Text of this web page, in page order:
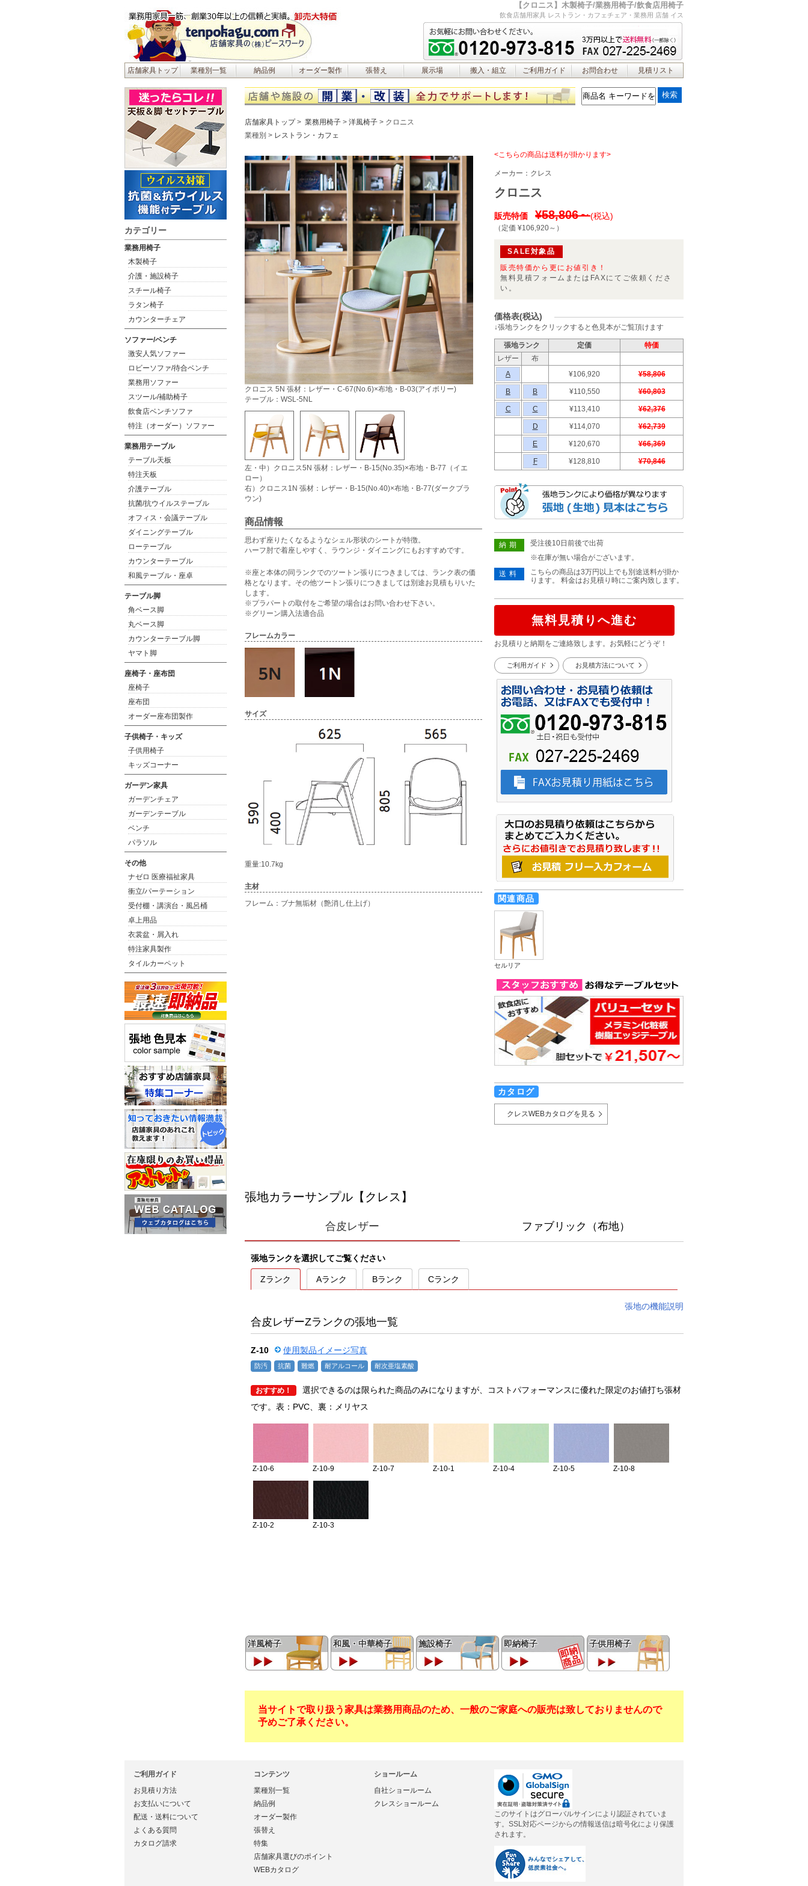
【クロニス】木製椅子/業務用椅子/飲食店用椅子
飲食店舗用家具 レストラン・カフェチェア・業務用 店舗 イス
店舗家具トップ 業種別一覧 納品例 オーダー製作 張替え 展示場 搬入・組立 ご利用ガイド お問合わせ 見積リスト
店舗家具トップ 業務用椅子 洋風椅子
クロニス
業種別
レストラン・カフェ
クロニス 5N 張材：レザー・C-67(No.6)×布地・B-03(アイボリー)
テーブル：WSL-5NL
左・中）クロニス5N 張材：レザー・B-15(No.35)×布地・B-77（イエ
ロー）
右）クロニス1N 張材：レザー・B-15(No.40)×布地・B-77(ダークブラ
ウン)
商品情報
思わず座りたくなるようなシェル形状のシートが特徴。
ハーフ肘で着座しやすく、ラウンジ・ダイニングにもおすすめです。
※座と本体の同ランクでのツートン張りにつきましては、ランク表の価
格となります。その他ツートン張りにつきましては別途お見積もりいた
します。
※プラパートの取付をご希望の場合はお問い合わせ下さい。
※グリーン購入法適合品
フレームカラー
サイズ
重量:10.7kg
主材
フレーム：ブナ無垢材（艶消し仕上げ）
<こちらの商品は送料が掛かります>
メーカー： クレス
クロニス
販売特価 ¥58,806～(税込)
（定価 ¥106,920～ ）
SALE対象品
販売特価から更にお値引き！
無料見積フォームまたはFAXにてご依頼くださ
い。
価格表(税込)
↓張地ランクをクリックすると色見本がご覧頂けます
張地ランク 定価
特価
レザー
布
A
¥106,920 ¥58,806
B B ¥110,550 ¥60,803
C C ¥113,410 ¥62,376
D ¥114,070 ¥62,739
E ¥120,670 ¥66,369
F ¥128,810 ¥70,846
納期
受注後10日前後で出荷
※在庫が無い場合がございます。
送料
こちらの商品は3万円以上でも別途送料が掛か
ります。 料金はお見積り時にご案内致します。
無料見積りへ進む
お見積りと納期をご連絡致します。お気軽にどうぞ！
ご利用ガイド お見積方法について
関連商品
セルリア
カタログ
クレスWEBカタログを見る
洋風椅子 和風・中華椅子 施設椅子 即納椅子 子供用椅子
当サイトで取り扱う家具は業務用商品のため、一般のご家庭への販売は致しておりませんので
予めご了承ください。
カテゴリー
業務用椅子
木製椅子
介護・施設椅子
スチール椅子
ラタン椅子
カウンターチェア
ソファー/ベンチ
激安人気ソファー
ロビーソファ/待合ベンチ
業務用ソファー
スツール/補助椅子
飲食店ベンチソファ
特注（オーダー）ソファー
業務用テーブル
テーブル天板
特注天板
介護テーブル
抗菌/抗ウイルステーブル
オフィス・会議テーブル
ダイニングテーブル
ローテーブル
カウンターテーブル
和風テーブル・座卓
テーブル脚
角ベース脚
丸ベース脚
カウンターテーブル脚
ヤマト脚
座椅子・座布団
座椅子
座布団
オーダー座布団製作
子供椅子・キッズ
子供用椅子
キッズコーナー
ガーデン家具
ガーデンチェア
ガーデンテーブル
ベンチ
パラソル
その他
ナゼロ 医療福祉家具
衝立/パーテーション
受付棚・講演台・風呂桶
卓上用品
衣裳盆・屑入れ
特注家具製作
タイルカーペット
ご利用ガイド
お見積り方法
お支払いについて
配送・送料について
よくある質問
カタログ請求
コンテンツ
業種別一覧
納品例
オーダー製作
張替え
特集
店舗家具選びのポイント
WEBカタログ
ショールーム
自社ショールーム
クレスショールーム
このサイトはグローバルサインにより認証されていま
す。SSL対応ページからの情報送信は暗号化により保護
されます。